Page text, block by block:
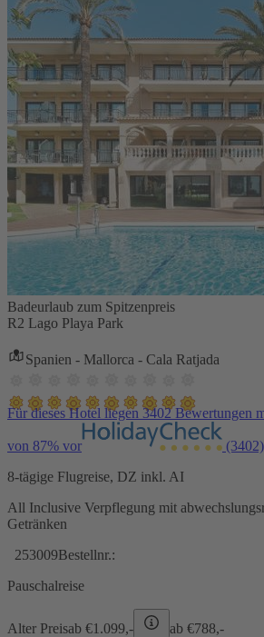
Badeurlaub zum Spitzenpreis
R2 Lago Playa Park
Spanien - Mallorca - Cala Ratjada
Für dieses Hotel liegen 3402 Bewertungen
von 87% vor (3402)
8-tägige Flugreise, DZ inkl. AI
All Inclusive Verpflegung mit
Getränken
253009Bestellnr.:
Pauschalreise
Alter Preisab €1.099,- ab €788,-